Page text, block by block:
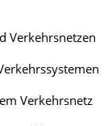
Verkehrsnetzen
Verkehrsnetz